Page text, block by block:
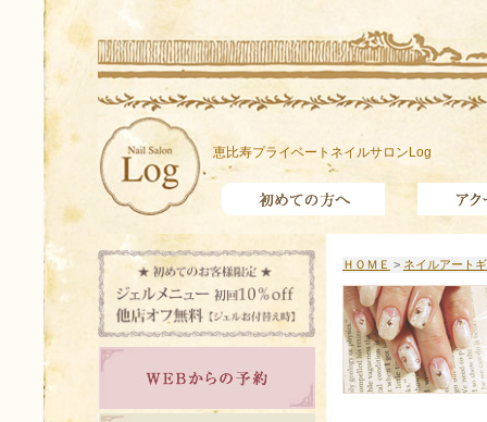
恵比寿プライベートネイルサロンLog
ＨＯＭＥ > ネイルアート